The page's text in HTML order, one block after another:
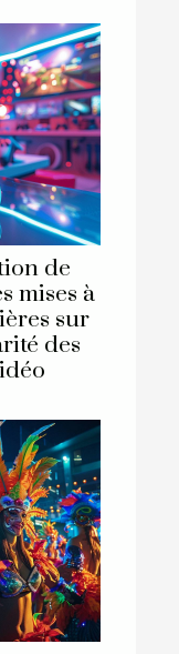
de
mises à
sur
des